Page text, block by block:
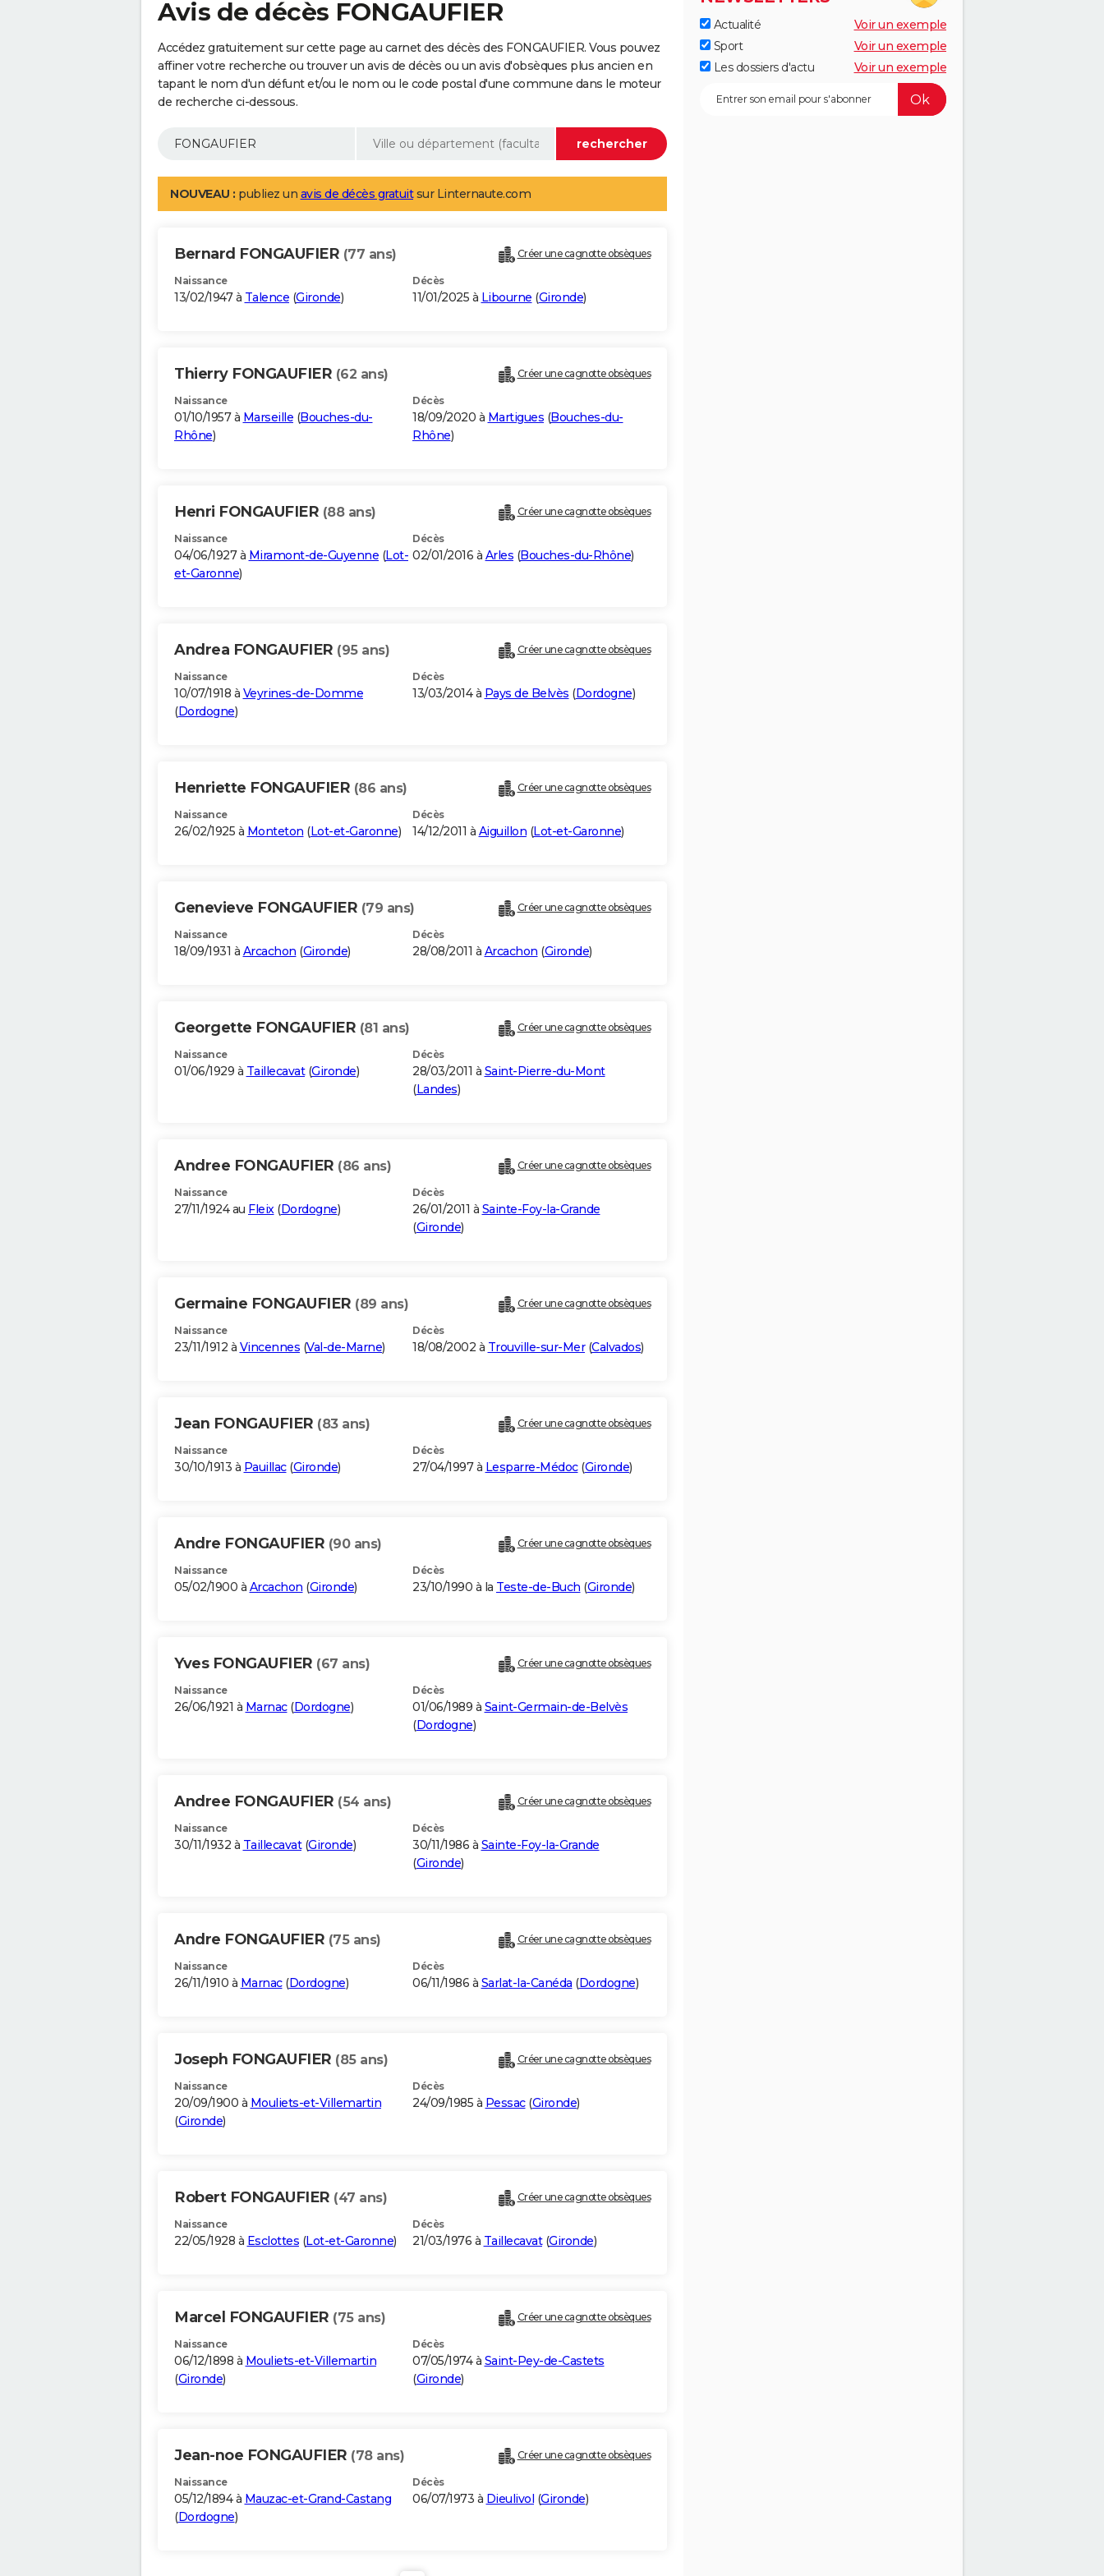
Avis de décès FONGAUFIER
Accédez gratuitement sur cette page au carnet des décès des FONGAUFIER. Vous pouvez
affiner votre recherche ou trouver un avis de décès ou un avis d'obsèques plus ancien en
tapant le nom d'un défunt et/ou le nom ou le code postal d'une commune dans le moteur
de recherche ci-dessous.
NOUVEAU : publiez un avis de décès gratuitsur Linternaute.com
Bernard FONGAUFIER (77 ans) Créer une cagnotte obsèques
Naissance
13/02/1947 à Talence (Gironde)
Décès
11/01/2025 à Libourne (Gironde)
Thierry FONGAUFIER (62 ans) Créer une cagnotte obsèques
Naissance
01/10/1957 à Marseille (Bouches-du-
Rhône)
Décès
18/09/2020 à Martigues (Bouches-du-
Rhône)
Henri FONGAUFIER (88 ans) Créer une cagnotte obsèques
Naissance
04/06/1927 à Miramont-de-Guyenne (Lot-
et-Garonne)
Décès
02/01/2016 à Arles (Bouches-du-Rhône)
Andrea FONGAUFIER (95 ans) Créer une cagnotte obsèques
Naissance
10/07/1918 à Veyrines-de-Domme
(Dordogne)
Décès
13/03/2014 à Pays de Belvès (Dordogne)
Henriette FONGAUFIER (86 ans) Créer une cagnotte obsèques
Naissance
26/02/1925 à Monteton (Lot-et-Garonne)
Décès
14/12/2011 à Aiguillon (Lot-et-Garonne)
Genevieve FONGAUFIER (79 ans) Créer une cagnotte obsèques
Naissance
18/09/1931 à Arcachon (Gironde)
Décès
28/08/2011 à Arcachon (Gironde)
Georgette FONGAUFIER (81 ans) Créer une cagnotte obsèques
Naissance
01/06/1929 à Taillecavat(Gironde)
Décès
28/03/2011 à Saint-Pierre-du-Mont
(Landes)
Andree FONGAUFIER (86 ans) Créer une cagnotte obsèques
Naissance
27/11/1924 au Fleix(Dordogne)
Décès
26/01/2011 à Sainte-Foy-la-Grande
(Gironde)
Germaine FONGAUFIER (89 ans) Créer une cagnotte obsèques
Naissance
23/11/1912 à Vincennes (Val-de-Marne)
Décès
18/08/2002 à Trouville-sur-Mer(Calvados)
Jean FONGAUFIER (83 ans) Créer une cagnotte obsèques
Naissance
30/10/1913 à Pauillac(Gironde)
Décès
27/04/1997 à Lesparre-Médoc(Gironde)
Andre FONGAUFIER (90 ans) Créer une cagnotte obsèques
Naissance
05/02/1900 à Arcachon (Gironde)
Décès
23/10/1990 à la Teste-de-Buch (Gironde)
Yves FONGAUFIER (67 ans) Créer une cagnotte obsèques
Naissance
26/06/1921 à Marnac(Dordogne)
Décès
01/06/1989 à Saint-Germain-de-Belvès
(Dordogne)
Andree FONGAUFIER (54 ans) Créer une cagnotte obsèques
Naissance
30/11/1932 à Taillecavat(Gironde)
Décès
30/11/1986 à Sainte-Foy-la-Grande
(Gironde)
Andre FONGAUFIER (75 ans) Créer une cagnotte obsèques
Naissance
26/11/1910 à Marnac(Dordogne)
Décès
06/11/1986 à Sarlat-la-Canéda (Dordogne)
Joseph FONGAUFIER (85 ans) Créer une cagnotte obsèques
Naissance
20/09/1900 à Mouliets-et-Villemartin
(Gironde)
Décès
24/09/1985 à Pessac(Gironde)
Robert FONGAUFIER (47 ans) Créer une cagnotte obsèques
Naissance
22/05/1928 à Esclottes (Lot-et-Garonne)
Décès
21/03/1976 à Taillecavat(Gironde)
Marcel FONGAUFIER (75 ans) Créer une cagnotte obsèques
Naissance
06/12/1898 à Mouliets-et-Villemartin
(Gironde)
Décès
07/05/1974 à Saint-Pey-de-Castets
(Gironde)
Jean-noe FONGAUFIER (78 ans) Créer une cagnotte obsèques
Naissance
05/12/1894 à Mauzac-et-Grand-Castang
(Dordogne)
Décès
06/07/1973 à Dieulivol (Gironde)
Actualité
Voir un exemple
Sport
Voir un exemple
Les dossiers d'actu
Voir un exemple